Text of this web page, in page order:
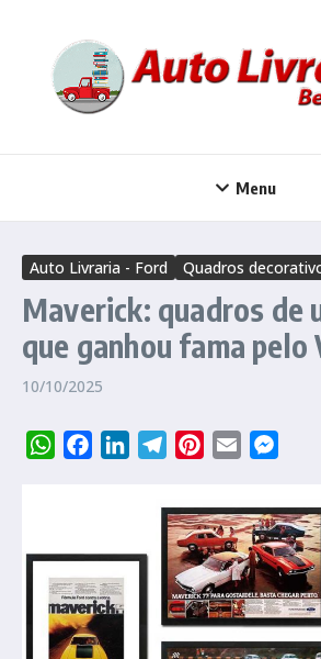
Menu
Auto Livraria - Ford Quadros
Maverick: quadros de
que ganhou fama pelo
10/10/2025
WhatsAppFacebookLinkedInTelegramPinterest
Email